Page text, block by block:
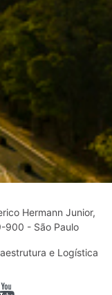
Hermann Junior,
900 - São Paulo
e Logística